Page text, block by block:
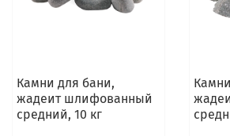
Камни для бани,
жадеит шлифованный
средний, 10 кг